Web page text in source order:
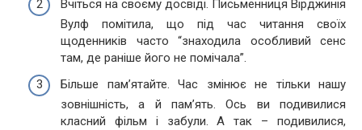
Вчіться на своєму досвіді. Письменниця Вірджинія
Вулф помітила, що під час читання своїх
щоденників часто “знаходила особливий сенс
там, де раніше його не помічала”.
Більше пам’ятайте. Час змінює не тільки нашу
зовнішність, а й пам’ять. Ось ви подивилися
класний фільм і забули. А так – подивилися,